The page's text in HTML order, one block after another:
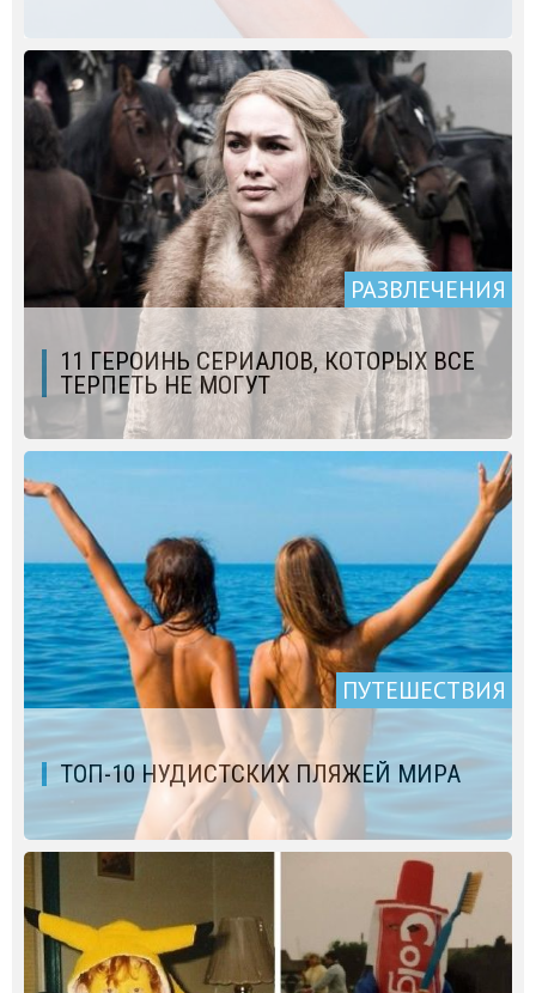
РАЗВЛЕЧЕНИЯ
11 ГЕРОИНЬ СЕРИАЛОВ, КОТОРЫХ ВСЕ
ТЕРПЕТЬ НЕ МОГУТ
ПУТЕШЕСТВИЯ
ТОП-10 НУДИСТСКИХ ПЛЯЖЕЙ МИРА